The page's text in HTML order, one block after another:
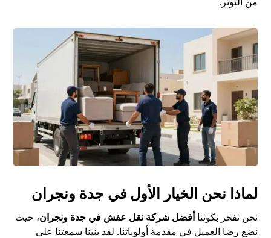
لماذا نحن الخيار الأول في جدة ونجران
نحن نفخر بكوننا أفضل شركة نقل عفش في جدة ونجران، حيث
نضع رضا العميل في مقدمة أولوياتنا. لقد بنينا سمعتنا على